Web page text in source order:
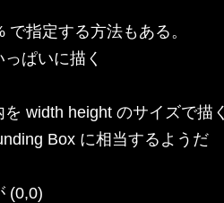
で指定する方法もある。
ぱいに描く
width height のサイズで描
Box に相当するようだ
(0,0)